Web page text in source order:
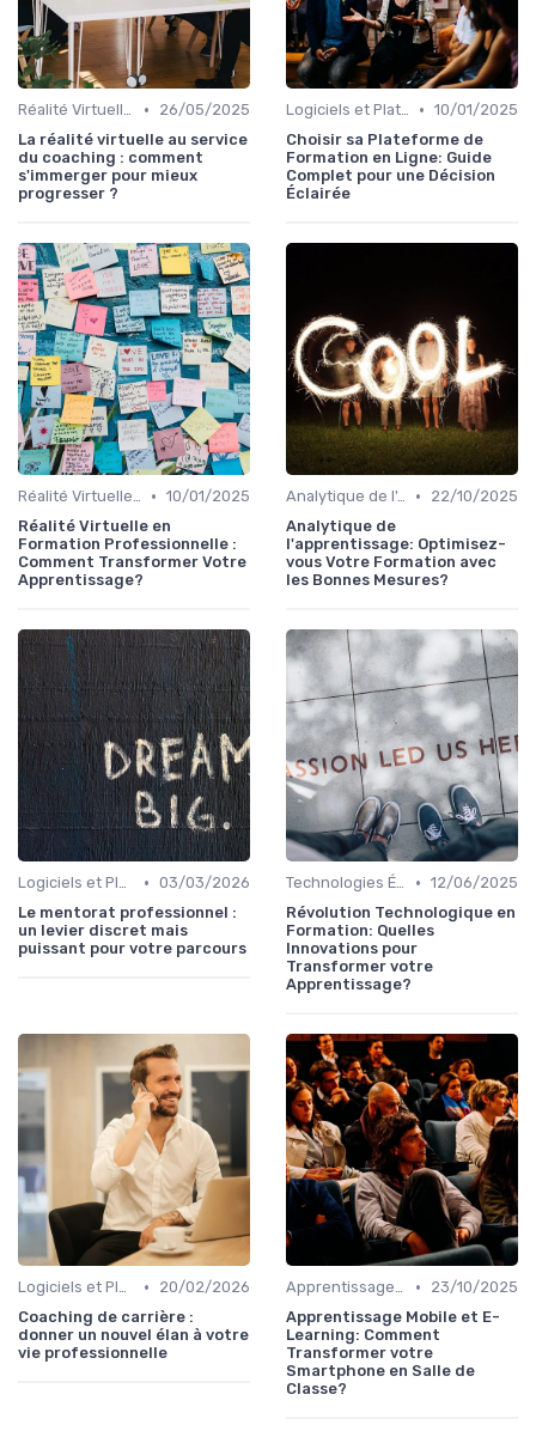
Réalité Virtuelle et Simulations •
26/05/2025
La réalité virtuelle au service
du coaching : comment
s'immerger pour mieux
progresser ?
Logiciels et Plateformes de Formation • 10/01/2025
Choisir sa Plateforme de
Formation en Ligne: Guide
Complet pour une Décision
Éclairée
Réalité Virtuelle et Simulations • 10/01/2025
Réalité Virtuelle en
Formation Professionnelle :
Comment Transformer Votre
Apprentissage?
Analytique de l'Apprentissage et Feedback •
22/10/2025
Analytique de
l'apprentissage: Optimisez-
vous Votre Formation avec
les Bonnes Mesures?
Logiciels et Plateformes de Formation • 03/03/2026
Le mentorat professionnel :
un levier discret mais
puissant pour votre parcours
Technologies Éducatives Innovantes • 12/06/2025
Révolution Technologique en
Formation: Quelles
Innovations pour
Transformer votre
Apprentissage?
Logiciels et Plateformes de Formation •
20/02/2026
Coaching de carrière :
donner un nouvel élan à votre
vie professionnelle
Apprentissage Mobile et E-Learning •
23/10/2025
Apprentissage Mobile et E-
Learning: Comment
Transformer votre
Smartphone en Salle de
Classe?